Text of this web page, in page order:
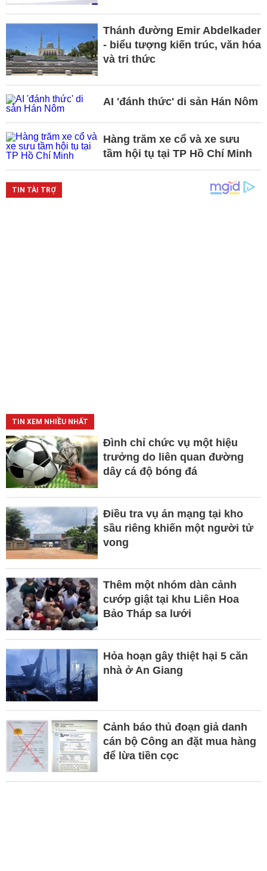
Thánh đường Emir Abdelkader
- biểu tượng kiến trúc, văn hóa
và tri thức
AI 'đánh thức' di sản Hán Nôm
Hàng trăm xe cổ và xe sưu
tầm hội tụ tại TP Hồ Chí Minh
TIN XEM NHIỀU NHẤT
Đình chỉ chức vụ một hiệu
trưởng do liên quan đường
dây cá độ bóng đá
Điều tra vụ án mạng tại kho
sầu riêng khiến một người tử
vong
Thêm một nhóm dàn cảnh
cướp giật tại khu Liên Hoa
Bảo Tháp sa lưới
Hỏa hoạn gây thiệt hại 5 căn
nhà ở An Giang
Cảnh báo thủ đoạn giả danh
cán bộ Công an đặt mua hàng
để lừa tiền cọc